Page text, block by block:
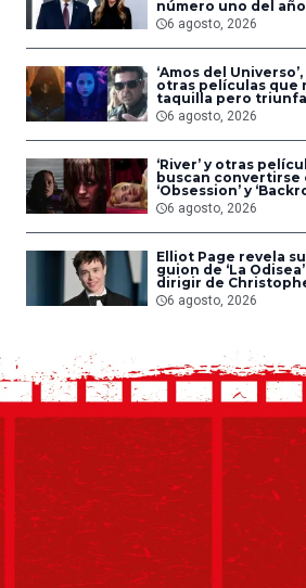
número uno del
6 agosto, 2026
‘Amos del
otras películas que
taquilla pero
6 agosto, 2026
‘River’ y otras
buscan convertirse
‘Obsession’ y
6 agosto, 2026
Elliot Page revela
guion de ‘La
dirigir de
6 agosto, 2026